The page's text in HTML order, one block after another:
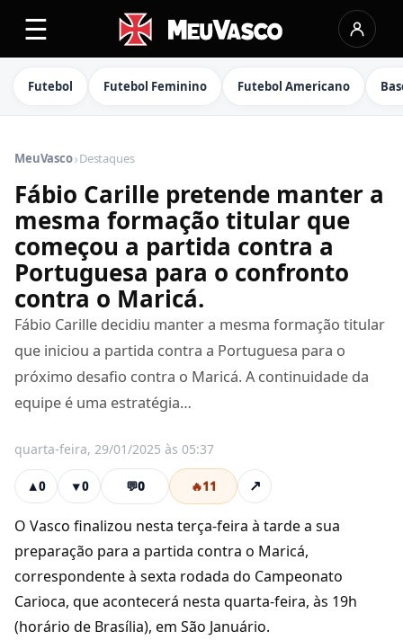
☰
Futebol Futebol Feminino Futebol Americano
MeuVasco›Destaques
Fábio Carille pretende manter a
mesma formação titular que
começou a partida contra a
Portuguesa para o confronto
contra o Maricá.
Fábio Carille decidiu manter a mesma formação titular
que iniciou a partida contra a Portuguesa para o
próximo desafio contra o Maricá. A continuidade da
equipe é uma estratégia…
quarta-feira, 29/01/2025 às 05:37
▲0 ▼0 💬0 🔥11 ↗
O Vasco finalizou nesta terça-feira à tarde a sua
preparação para a partida contra o Maricá,
correspondente à sexta rodada do Campeonato
Carioca, que acontecerá nesta quarta-feira, às 19h
(horário de Brasília), em São Januário.